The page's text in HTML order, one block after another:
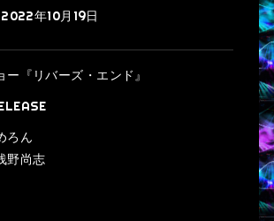
2022年10月19日
ー『リバーズ・エンド』
ろん
野尚志